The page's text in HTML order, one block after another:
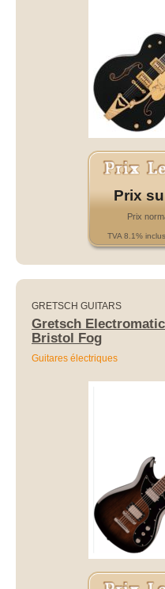
Prix
Prix
TVA 8.1%
GRETSCH GUITARS
Gretsch
Bristol Fog
Guitares électriques